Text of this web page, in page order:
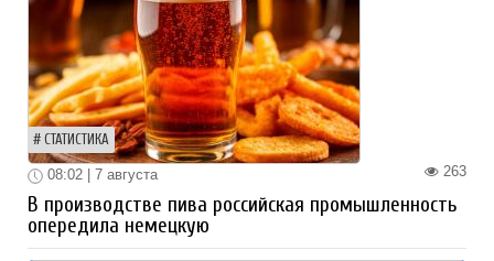
СТАТИСТИКА
263
08:02 | 7 августа
В производстве пива российская промышленность
опередила немецкую